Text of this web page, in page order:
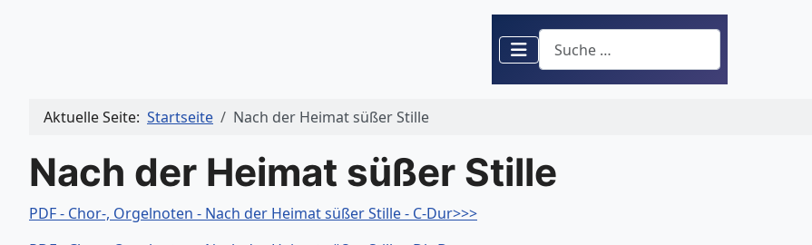
Suchen
Aktuelle Seite: Startseite Nach der Heimat süßer Stille
Nach der Heimat süßer Stille
PDF - Chor-, Orgelnoten - Nach der Heimat süßer Stille - C-Dur>>>